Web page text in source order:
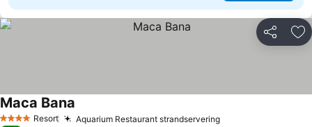
Dela
4 StjärnorResort Aquarium Restaurant strandservering
Maca Bana